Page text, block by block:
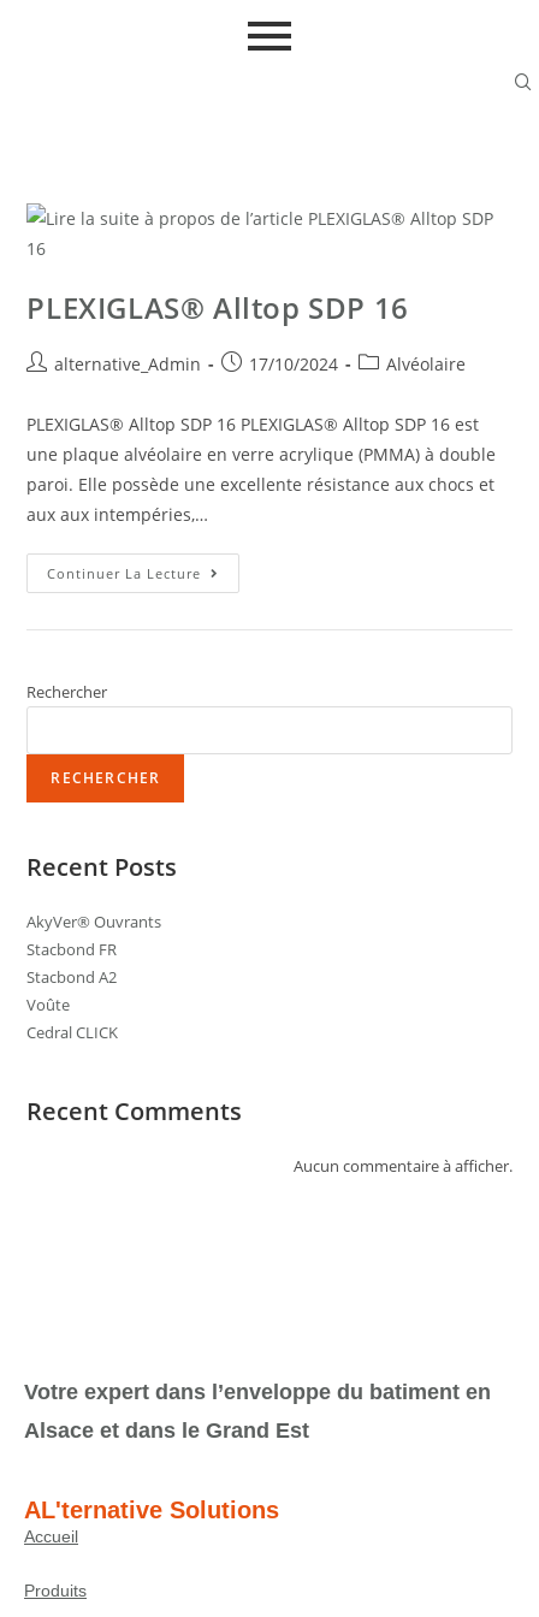
PLEXIGLAS® Alltop SDP 16
alternative_Admin 17/10/2024 Alvéolaire
PLEXIGLAS® Alltop SDP 16 PLEXIGLAS® Alltop SDP 16 est
une plaque alvéolaire en verre acrylique (PMMA) à double
paroi. Elle possède une excellente résistance aux chocs et
aux aux intempéries,…
Continuer La Lecture
Rechercher
RECHERCHER
Recent Posts
AkyVer® Ouvrants
Stacbond FR
Stacbond A2
Voûte
Cedral CLICK
Recent Comments
Aucun commentaire à afficher.
Votre expert dans l’enveloppe du batiment en
Alsace et dans le Grand Est
AL'ternative Solutions
Accueil
Produits